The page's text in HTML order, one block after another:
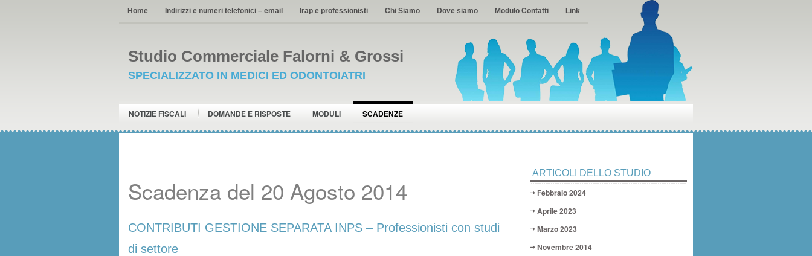
Home Indirizzi e numeri telefonici – email Irap e professionisti Chi Siamo Dove siamo Modulo Contatti Link
Studio Commerciale Falorni & Grossi
SPECIALIZZATO IN MEDICI ED ODONTOIATRI
NOTIZIE FISCALI DOMANDE E RISPOSTE MODULI SCADENZE
Scadenza del 20 Agosto 2014
CONTRIBUTI GESTIONE SEPARATA INPS – Professionisti con studi
di settore
ARTICOLI DELLO STUDIO
Febbraio 2024
Aprile 2023
Marzo 2023
Novembre 2014